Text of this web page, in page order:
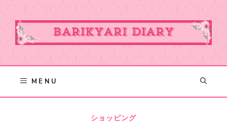
Skip
to
content
MENU
ショッピング